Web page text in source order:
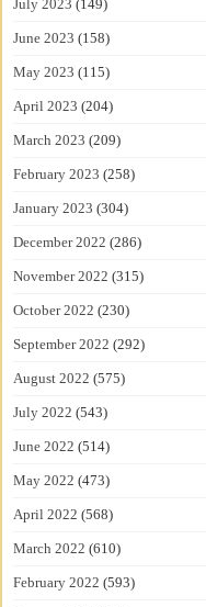
July 2023 (149)
June 2023 (158)
May 2023 (115)
April 2023 (204)
March 2023 (209)
February 2023 (258)
January 2023 (304)
December 2022 (286)
November 2022 (315)
October 2022 (230)
September 2022 (292)
August 2022 (575)
July 2022 (543)
June 2022 (514)
May 2022 (473)
April 2022 (568)
March 2022 (610)
February 2022 (593)